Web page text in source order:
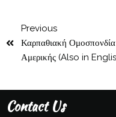
Previous
Καρπαθιακή Ομοσπονδία
Αμερικής (Also in
Contact Us